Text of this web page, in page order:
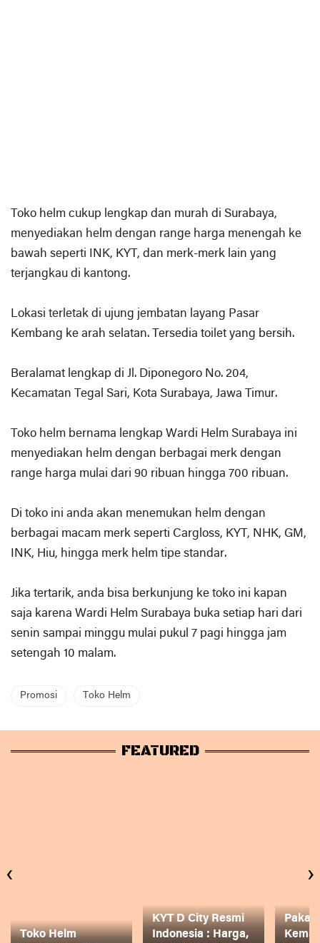
Toko helm cukup lengkap dan murah di Surabaya,
menyediakan helm dengan range harga menengah ke
bawah seperti INK, KYT, dan merk-merk lain yang
terjangkau di kantong.
Lokasi terletak di ujung jembatan layang Pasar
Kembang ke arah selatan. Tersedia toilet yang bersih.
Beralamat lengkap di Jl. Diponegoro No. 204,
Kecamatan Tegal Sari, Kota Surabaya, Jawa Timur.
Toko helm bernama lengkap Wardi Helm Surabaya ini
menyediakan helm dengan berbagai merk dengan
range harga mulai dari 90 ribuan hingga 700 ribuan.
Di toko ini anda akan menemukan helm dengan
berbagai macam merk seperti Cargloss, KYT, NHK, GM,
INK, Hiu, hingga merk helm tipe standar.
Jika tertarik, anda bisa berkunjung ke toko ini kapan
saja karena Wardi Helm Surabaya buka setiap hari dari
senin sampai minggu mulai pukul 7 pagi hingga jam
setengah 10 malam.
Promosi Toko Helm
FEATURED
Toko Helm
KYT D City Resmi
Indonesia : Harga,
Pakai
‹ ›